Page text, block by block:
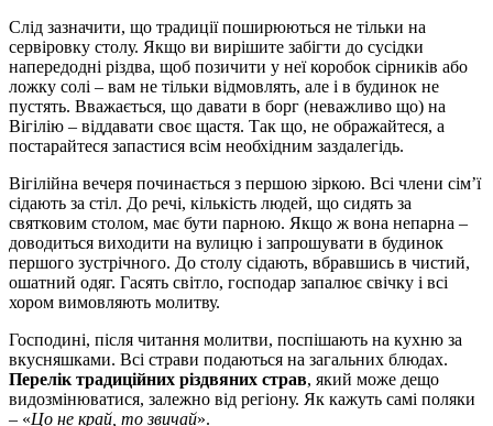
Слід зазначити, що традиції поширюються не тільки на
сервіровку столу. Якщо ви вирішите забігти до сусідки
напередодні різдва, щоб позичити у неї коробок сірників або
ложку солі – вам не тільки відмовлять, але і в будинок не
пустять. Вважається, що давати в борг (неважливо що) на
Вігілію – віддавати своє щастя. Так що, не ображайтеся, а
постарайтеся запастися всім необхідним заздалегідь.
Вігілійна вечеря починається з першою зіркою. Всі члени сім’ї
сідають за стіл. До речі, кількість людей, що сидять за
святковим столом, має бути парною. Якщо ж вона непарна –
доводиться виходити на вулицю і запрошувати в будинок
першого зустрічного. До столу сідають, вбравшись в чистий,
ошатний одяг. Гасять світло, господар запалює свічку і всі
хором вимовляють молитву.
Господині, після читання молитви, поспішають на кухню за
вкусняшками. Всі страви подаються на загальних блюдах.
Перелік традиційних різдвяних страв, який може дещо
видозмінюватися, залежно від регіону. Як кажуть самі поляки
– «Цо не край, то звичай».